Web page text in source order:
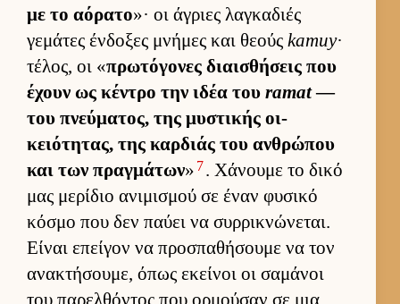
με το αόρατο»· οι άγριες λαγκαδιές
γεμάτες έν­δοξες μνήμες και θεούς kamuy·
τέλος, οι «πρωτόγονες διαι­σθήσεις που
έχουν ως κέντρο την ιδέα του ramat—
του πνεύ­ματος, της μυστικής οι­
κειότητας, της καρ­διάς του αν­θρώπου
και των πραγ­μάτων» 7. Χάνουμε το δικό
μας μερίδιο ανιμισμού σε έναν φυσικό
κόσμο που δεν παύει να συρ­ρικνώνεται.
Εί­ναι επεί­γον να προσπαθήσουμε να τον
ανακτήσου­με, όπως εκεί­νοι οι σαμάνοι
του παρελ­θόντος που ορ­μού­σαν σε μια